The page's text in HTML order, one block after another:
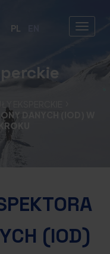
PL
DANYCH (IOD) W
(IOD)